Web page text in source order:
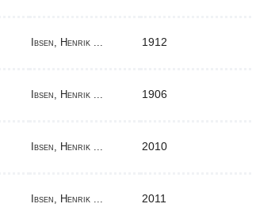
Ibsen, Henrik ... 1912
Ibsen, Henrik ... 1906
Ibsen, Henrik ... 2010
Ibsen, Henrik ... 2011